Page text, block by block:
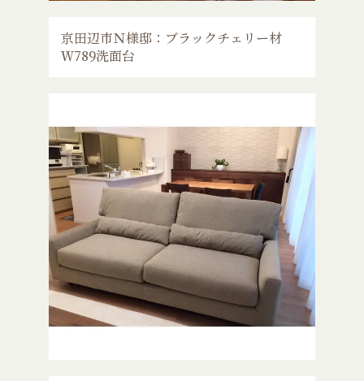
京田辺市Ｎ様邸：ブラックチェリー材
Ｗ789洗面台